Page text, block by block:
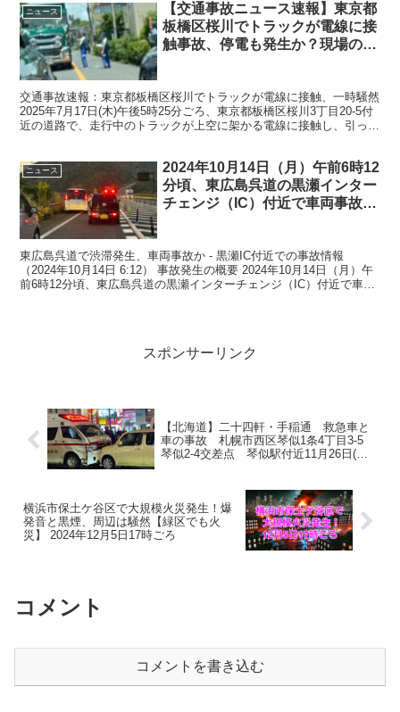
ニュース
【交通事故ニュース速報】東京都
板橋区桜川でトラックが電線に接
触事故、停電も発生か？現場の状
交通事故速報：東京都板橋区桜川でトラックが電線に接触、一時騒然
2025年7月17日(木)午後5時25分ごろ、東京都板橋区桜川3丁目20-5付
近の道路で、走行中のトラックが上空に架かる電線に接触し、引っか
ニュース
2024年10月14日（月）午前6時12
分頃、東広島呉道の黒瀬インター
チェンジ（IC）付近で車両事故が
東広島呉道で渋滞発生、車両事故か - 黒瀬IC付近での事故情報
（2024年10月14日 6:12） 事故発生の概要 2024年10月14日（月）午
前6時12分頃、東広島呉道の黒瀬インターチェンジ（IC）付近で車両
スポンサーリンク
【北海道】二十四軒・手稲通 救急車と
車の事故 札幌市西区琴似1条4丁目3-5
琴似2-4交差点 琴似駅付近11月26日(火)
横浜市保土ケ谷区で大規模火災発生！爆
発音と黒煙、周辺は騒然【緑区でも火
災】 2024年12月5日17時ごろ
コメント
コメントを書き込む